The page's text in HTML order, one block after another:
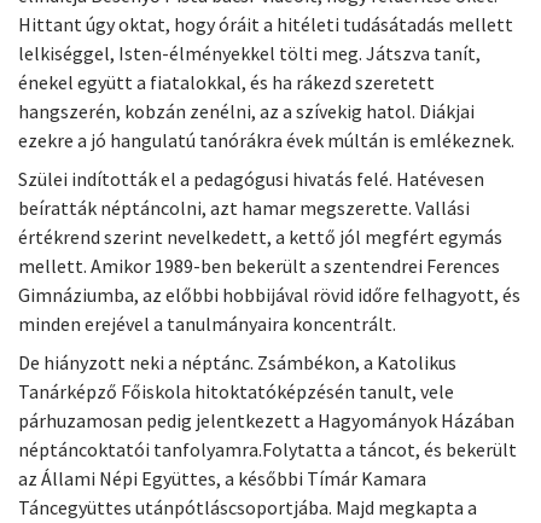
Hittant úgy oktat, hogy óráit a hitéleti tudásátadás mellett
lelkiséggel, Isten-élményekkel tölti meg. Játszva tanít,
énekel együtt a fiatalokkal, és ha rákezd szeretett
hangszerén, kobzán zenélni, az a szívekig hatol. Diákjai
ezekre a jó hangulatú tanórákra évek múltán is emlékeznek.
Szülei indították el a pedagógusi hivatás felé. Hatévesen
beíratták néptáncolni, azt hamar megszerette. Vallási
értékrend szerint nevelkedett, a kettő jól megfért egymás
mellett. Amikor 1989-ben bekerült a szentendrei Ferences
Gimnáziumba, az előbbi hobbijával rövid időre felhagyott, és
minden erejével a tanulmányaira koncentrált.
De hiányzott neki a néptánc. Zsámbékon, a Katolikus
Tanárképző Főiskola hitoktatóképzésén tanult, vele
párhuzamosan pedig jelentkezett a Hagyományok Házában
néptáncoktatói tanfolyamra.Folytatta a táncot, és bekerült
az Állami Népi Együttes, a későbbi Tímár Kamara
Táncegyüttes utánpótláscsoportjába. Majd megkapta a